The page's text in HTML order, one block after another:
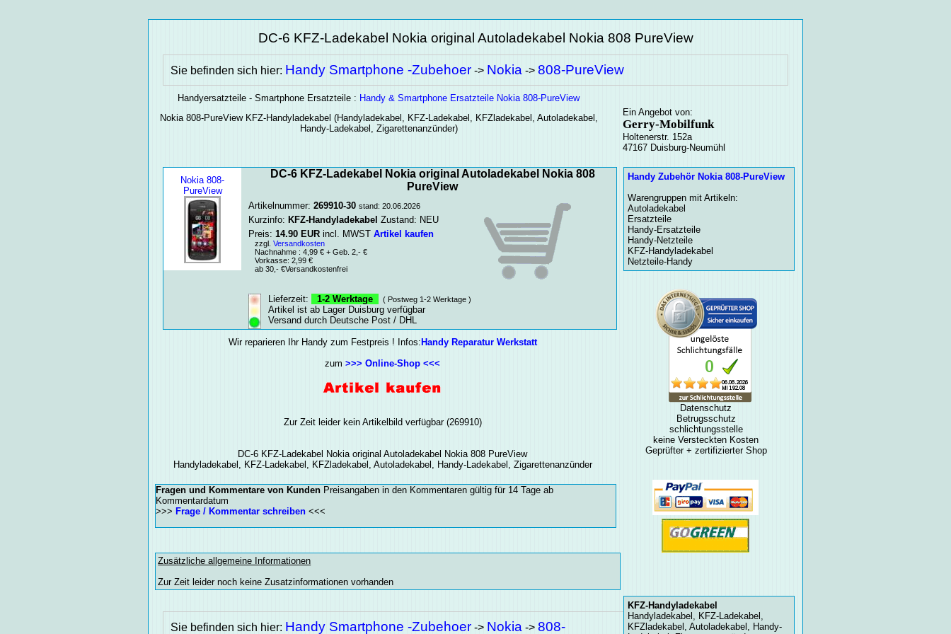
DC-6 KFZ-Ladekabel Nokia original Autoladekabel Nokia 808 PureView
Sie befinden sich hier: Handy Smartphone -Zubehoer -> Nokia -> 808-PureView
Handyersatzteile - Smartphone Ersatzteile : Handy & Smartphone Ersatzteile Nokia 808-PureView
Nokia 808-PureView KFZ-Handyladekabel (Handyladekabel, KFZ-Ladekabel, KFZladekabel, Autoladekabel,
Handy-Ladekabel, Zigarettenanzünder)
Ein Angebot von:
Gerry-Mobilfunk
Holtenerstr. 152a
47167 Duisburg-Neumühl
Nokia 808-
PureView
DC-6 KFZ-Ladekabel Nokia original Autoladekabel Nokia 808
PureView
Artikelnummer: 269910-30 stand: 20.06.2026
Kurzinfo: KFZ-Handyladekabel Zustand: NEU
Preis: 14.90 EUR incl. MWST Artikel kaufen
zzgl. Versandkosten
Nachnahme : 4,99 € + Geb. 2,- €
Vorkasse: 2,99 €
ab 30,- €Versandkostenfrei
Lieferzeit: 1-2 Werktage ( Postweg 1-2 Werktage )
Artikel ist ab Lager Duisburg verfügbar
Versand durch Deutsche Post / DHL
Handy Zubehör Nokia 808-PureView
Warengruppen mit Artikeln:
Autoladekabel
Ersatzteile
Handy-Ersatzteile
Handy-Netzteile
KFZ-Handyladekabel
Netzteile-Handy
Datenschutz
Betrugsschutz
schlichtungsstelle
keine Versteckten Kosten
Geprüfter + zertifizierter Shop
KFZ-Handyladekabel
Handyladekabel, KFZ-Ladekabel,
KFZladekabel, Autoladekabel, Handy-
Wir reparieren Ihr Handy zum Festpreis ! Infos: Handy Reparatur Werkstatt
zum >>> Online-Shop <<<
Zur Zeit leider kein Artikelbild verfügbar (269910)
DC-6 KFZ-Ladekabel Nokia original Autoladekabel Nokia 808 PureView
Handyladekabel, KFZ-Ladekabel, KFZladekabel, Autoladekabel, Handy-Ladekabel, Zigarettenanzünder
Fragen und Kommentare von Kunden Preisangaben in den Kommentaren gültig für 14 Tage ab
Kommentardatum
>>> Frage / Kommentar schreiben <<<
Zusätzliche allgemeine Informationen
Zur Zeit leider noch keine Zusatzinformationen vorhanden
Sie befinden sich hier: Handy Smartphone -Zubehoer -> Nokia -> 808-